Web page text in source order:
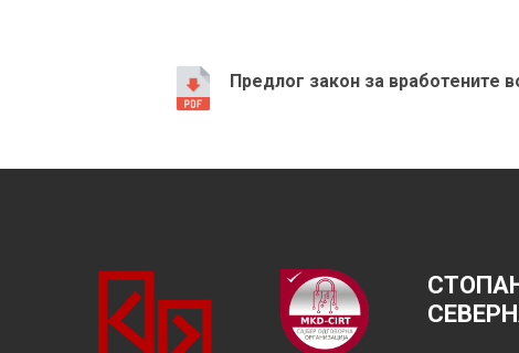
Предлог закон за вработените